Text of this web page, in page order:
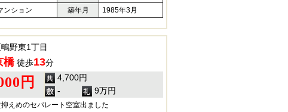
ンション 築年月 1985年3月
野東1丁目
橋徒歩13分
円
4,700円
-
9万円
えめのセパレート空室出ました